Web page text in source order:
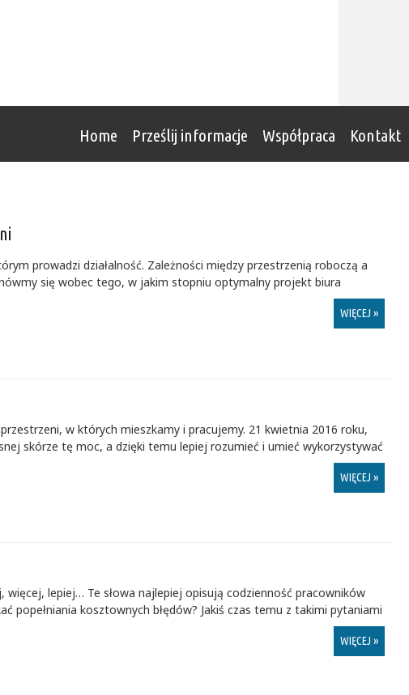
Home Prześlij informacje Współpraca Kontakt
prowadzi działalność. Zależności między przestrzenią roboczą a
się wobec tego, w jakim stopniu optymalny projekt biura
WIĘCEJ »
w których mieszkamy i pracujemy. 21 kwietnia 2016 roku,
skórze tę moc, a dzięki temu lepiej rozumieć i umieć wykorzystywać
WIĘCEJ »
lepiej… Te słowa najlepiej opisują codzienność pracowników
popełniania kosztownych błędów? Jakiś czas temu z takimi pytaniami
WIĘCEJ »